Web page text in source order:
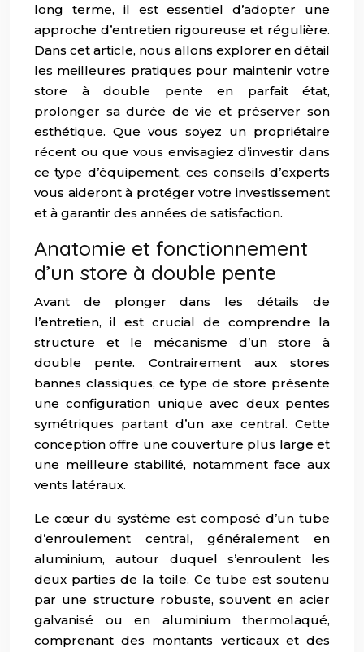
long terme, il est essentiel d’adopter une
approche d’entretien rigoureuse et régulière.
Dans cet article, nous allons explorer en détail
les meilleures pratiques pour maintenir votre
store à double pente en parfait état,
prolonger sa durée de vie et préserver son
esthétique. Que vous soyez un propriétaire
récent ou que vous envisagiez d’investir dans
ce type d’équipement, ces conseils d’experts
vous aideront à protéger votre investissement
et à garantir des années de satisfaction.
Anatomie et fonctionnement
d’un store à double pente
Avant de plonger dans les détails de
l’entretien, il est crucial de comprendre la
structure et le mécanisme d’un store à
double pente. Contrairement aux stores
bannes classiques, ce type de store présente
une configuration unique avec deux pentes
symétriques partant d’un axe central. Cette
conception offre une couverture plus large et
une meilleure stabilité, notamment face aux
vents latéraux.
Le cœur du système est composé d’un tube
d’enroulement central, généralement en
aluminium, autour duquel s’enroulent les
deux parties de la toile. Ce tube est soutenu
par une structure robuste, souvent en acier
galvanisé ou en aluminium thermolaqué,
comprenant des montants verticaux et des